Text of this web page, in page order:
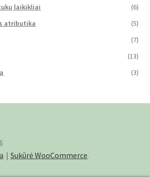
laikikliai
(6)
atributika
(5)
(7)
(13)
(3)
Sukūrė WooCommerce.